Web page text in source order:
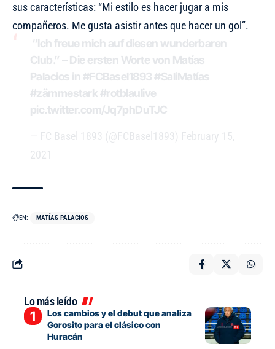
sus características: “Mi estilo es hacer jugar a mis
compañeros. Me gusta asistir antes que hacer un gol”.
️ “Ich freue mich auf diesen wunderbaren
Club.” – Die ersten Worte von Matías
Palacios in #FCBasel1893 #SaliMatías
#zämmestark #rotblaulive
pic.twitter.com/Jq7phDuTJC
— FC Basel 1893 (@FCBasel1893) February 15,
2021
EN: MATÍAS PALACIOS
Lo más leído
Los cambios y el debut que analiza
Gorosito para el clásico con
Huracán